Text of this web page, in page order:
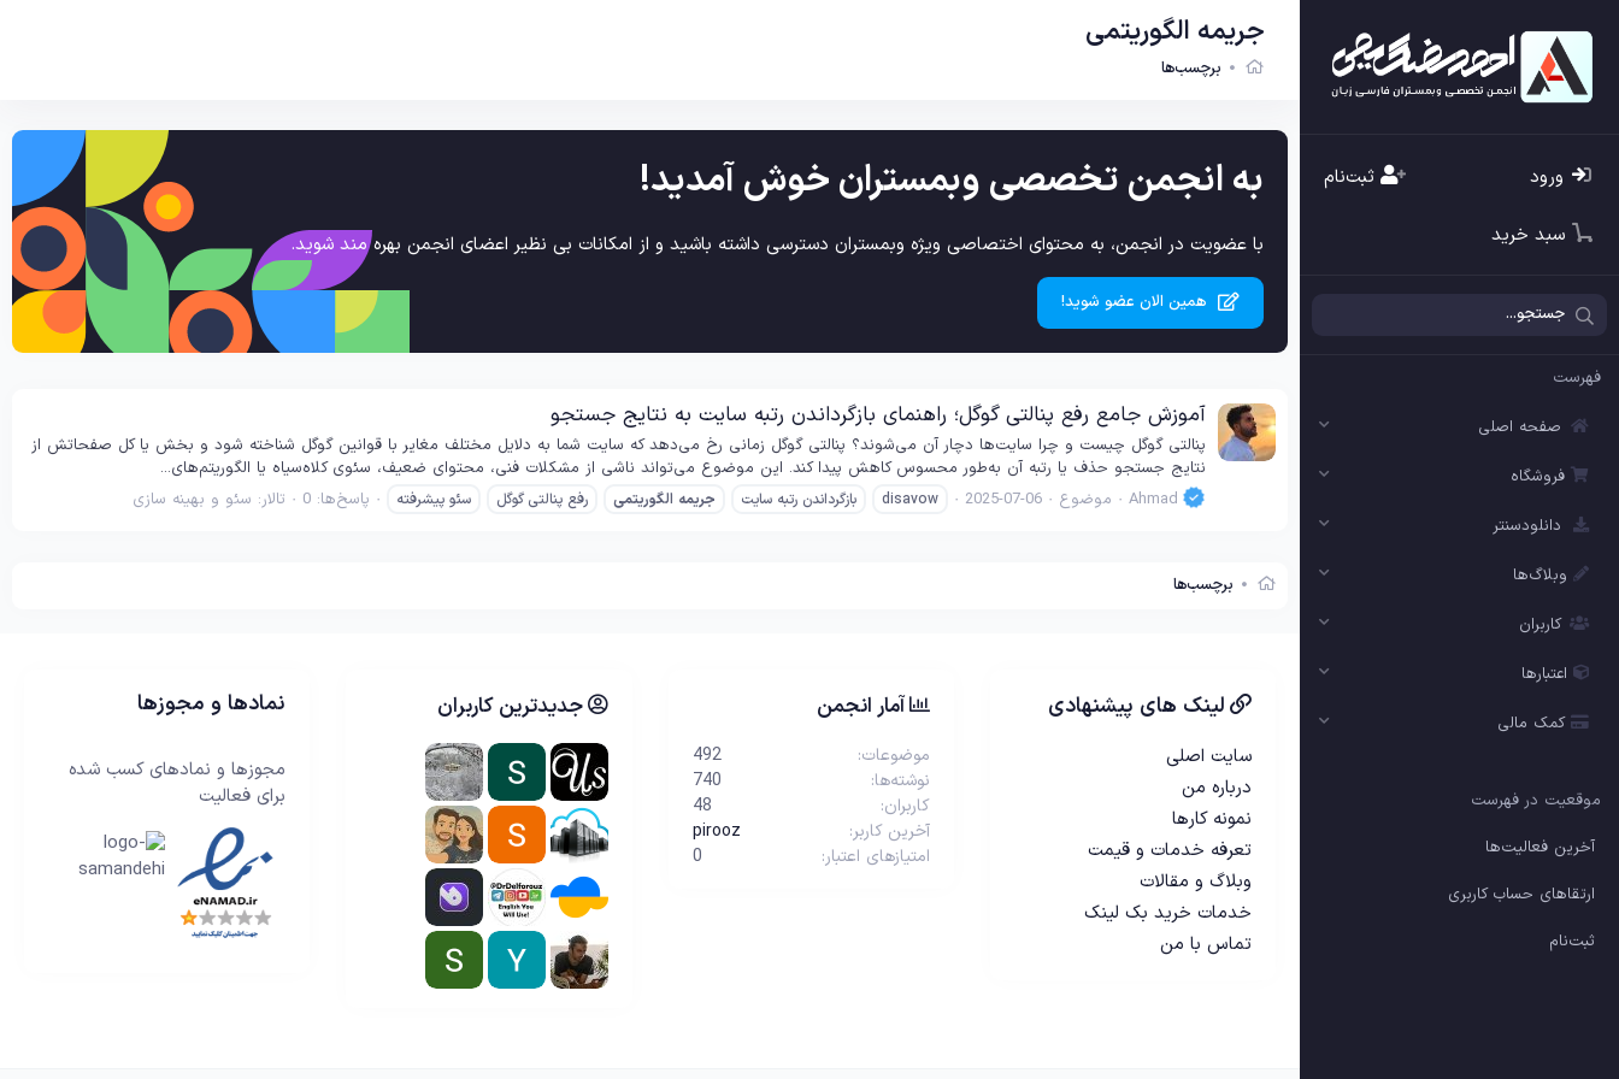
ورود ثبت‌نام
سبد خرید
فهرست
صفحه اصلی
فروشگاه
دانلودسنتر
وبلاگ‌ها
کاربران
اعتبارها
کمک مالی
موقعیت در فهرست
آخرین فعالیت‌ها
ارتقاهای حساب کاربری
ثبت‌نام
جریمه الگوریتمی
برچسب‌ها
به انجمن تخصصی وبمستران خوش آمدید!
با عضویت در انجمن، به محتوای اختصاصی ویژه وبمستران دسترسی داشته باشید و از امکانات بی نظیر اعضای انجمن بهره مند شوید.
همین الان عضو شوید!
آموزش جامع رفع پنالتی گوگل؛ راهنمای بازگرداندن رتبه سایت به نتایج جستجو
پنالتی گوگل چیست و چرا سایت‌ها دچار آن می‌شوند؟ پنالتی گوگل زمانی رخ می‌دهد که سایت شما به دلایل مختلف مغایر با قوانین گوگل شناخته شود و بخش یا کل صفحاتش از
نتایج جستجو حذف یا رتبه آن به‌طور محسوس کاهش پیدا کند. این موضوع می‌تواند ناشی از مشکلات فنی، محتوای ضعیف، سئوی کلاه‌سیاه یا الگوریتم‌های...
Ahmad
موضوع 2025-07-06
disavow بازگرداندن رتبه سایت جریمه الگوریتمی رفع پنالتی گوگل سئو پیشرفته پاسخ‌ها: 0 تالار: سئو و بهینه سازی
برچسب‌ها
لینک های پیشنهادی
سایت اصلی
درباره من
نمونه کارها
تعرفه خدمات و قیمت
وبلاگ و مقالات
خدمات خرید بک لینک
تماس با من
آمار انجمن
موضوعات
492
نوشته‌ها
740
کاربران
48
آخرین کاربر
pirooz
امتیازهای اعتبار
0
جدیدترین کاربران نمادها و مجوزها
مجوزها و نمادهای کسب شده
برای فعالیت